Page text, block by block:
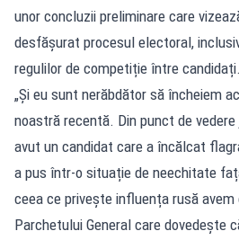
unor concluzii preliminare care
desfășurat procesul electoral,
regulilor de competiție între candidați.
„Și eu sunt nerăbdător să încheiem
noastră recentă. Din punct de
avut un candidat care a încălcat
a pus într-o situație de neechitate
ceea ce privește influența rusă avem
Parchetului General care dovedește